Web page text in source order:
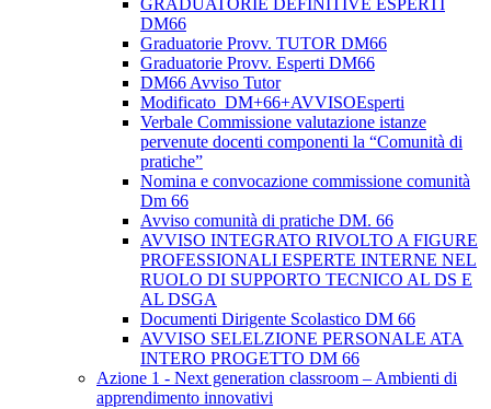
GRADUATORIE DEFINITIVE ESPERTI
DM66
Graduatorie Provv. TUTOR DM66
Graduatorie Provv. Esperti DM66
DM66 Avviso Tutor
Modificato_DM+66+AVVISOEsperti
Verbale Commissione valutazione istanze
pervenute docenti componenti la “Comunità di
pratiche”
Nomina e convocazione commissione comunità
Dm 66
Avviso comunità di pratiche DM. 66
AVVISO INTEGRATO RIVOLTO A FIGURE
PROFESSIONALI ESPERTE INTERNE NEL
RUOLO DI SUPPORTO TECNICO AL DS E
AL DSGA
Documenti Dirigente Scolastico DM 66
AVVISO SELELZIONE PERSONALE ATA
INTERO PROGETTO DM 66
Azione 1 - Next generation classroom – Ambienti di
apprendimento innovativi